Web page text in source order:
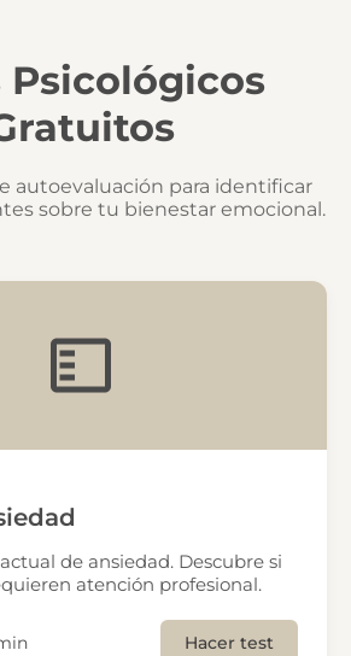
Psicológicos
autoevaluación para identificar
sobre tu bienestar emocional.
de ansiedad. Descubre si
atención profesional.
Hacer test